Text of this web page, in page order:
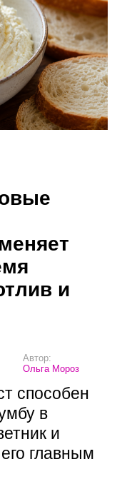
и
Автор:
Ольга Мороз
способен
в
и
главным